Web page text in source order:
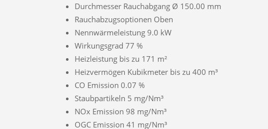
Durchmesser Rauchabgang Ø 150.00 mm
Rauchabzugsoptionen Oben
Nennwärmeleistung 9.0 kW
Wirkungsgrad 77 %
Heizleistung bis zu 171 m²
Heizvermögen Kubikmeter bis zu 400 m³
CO Emission 0.07 %
Staubpartikeln 5 mg/Nm³
NOx Emission 98 mg/Nm³
OGC Emission 41 mg/Nm³